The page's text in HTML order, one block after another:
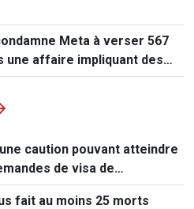
Meta à verser 567
une affaire impliquant des
caution pouvant atteindre
de visa de
fait au moins 25 morts